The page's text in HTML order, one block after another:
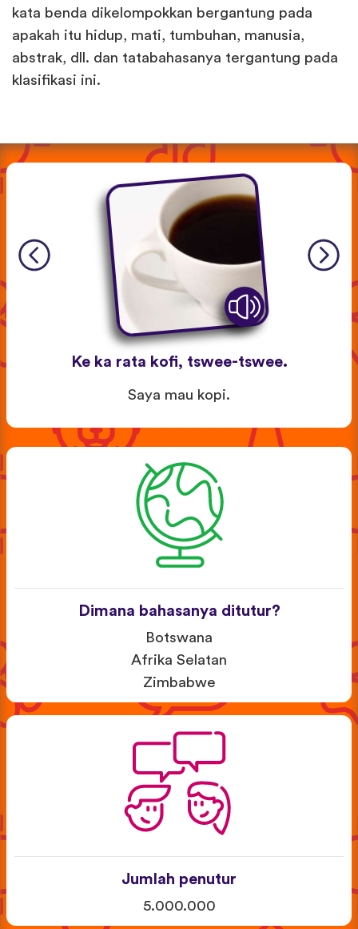
kata benda dikelompokkan bergantung pada
apakah itu hidup, mati, tumbuhan, manusia,
abstrak, dll. dan tatabahasanya tergantung pada
klasifikasi ini.
Ke ka rata kofi, tswee-tswee.
Saya mau kopi.
Dimana bahasanya ditutur?
Botswana
Afrika Selatan
Zimbabwe
Jumlah penutur
5.000.000